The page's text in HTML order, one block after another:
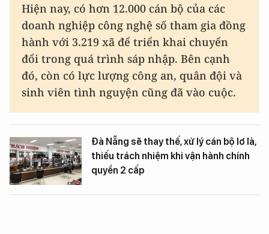
Hiện nay, có hơn 12.000 cán bộ của các
doanh nghiệp công nghệ số tham gia đồng
hành với 3.219 xã để triển khai chuyển
đổi trong quá trình sáp nhập. Bên cạnh
đó, còn có lực lượng công an, quân đội và
sinh viên tình nguyện cũng đã vào cuộc.
Đà Nẵng sẽ thay thế, xử lý cán bộ lơ là,
thiếu trách nhiệm khi vận hành chính
quyền 2 cấp